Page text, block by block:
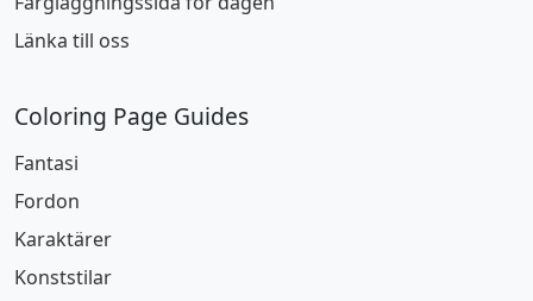
Länka till oss
Coloring Page Guides
Fantasi
Fordon
Karaktärer
Konststilar